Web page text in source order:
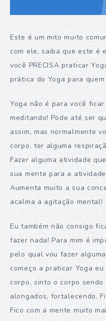
Este é um mito muito
com ele, saiba que este é
você PRECISA praticar
prática do Yoga para
Yoga não é para você
meditando! Pode até ser
assim, mas normalmente
corpo, ter alguma
Fazer alguma atividade
sua mente para a
Aumenta muito a sua
acalma a agitação mental!
Eu também não consigo
fazer nada! Para mim é
pelo qual vou fazer
começo a praticar Yoga
corpo, sinto o corpo
alongados, fortalecendo.
Fico com a mente muito